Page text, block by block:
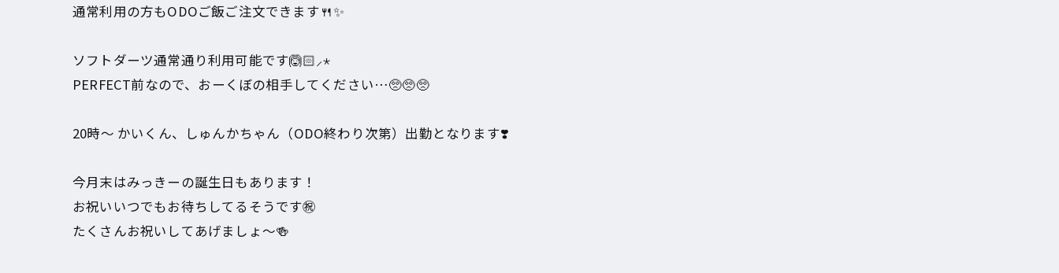
通常利用の方もODOご飯ご注文できます🍴✨
ソフトダーツ通常通り利用可能です🙆🏻⸝⋆
PERFECT前なので、おーくぼの相手してください…🥺🥺🥺
20時～ かいくん、しゅんかちゃん（ODO終わり次第）出勤となります❣️
今月末はみっきーの誕生日もあります！
お祝いいつでもお待ちしてるそうです㊗️
たくさんお祝いしてあげましょ〜🍻